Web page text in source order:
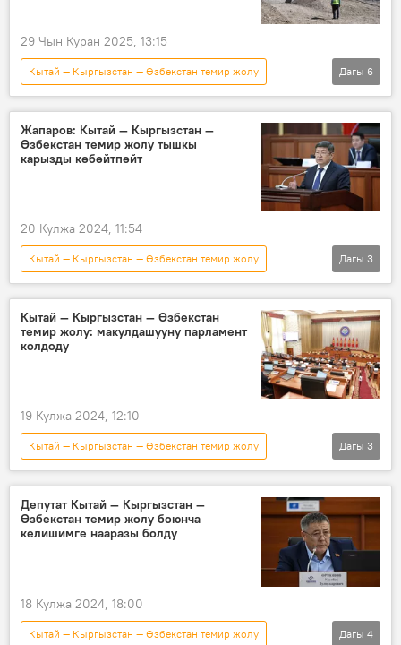
29 Чын Куран 2025, 13:15
Кытай — Кыргызстан — Өзбекстан темир жолу
Кыргызстан
Жалал-Абад
тоннель
көпүрө
инвестициялар
Сүрөт
Дагы 6
Жапаров: Кытай — Кыргызстан —
Өзбекстан темир жолу тышкы
карызды көбөйтпөйт
20 Кулжа 2024, 11:54
Кытай — Кыргызстан — Өзбекстан темир жолу
Кыргызстан
Акылбек Жапаров
Жогорку Кеңеш
Дагы 3
Кытай — Кыргызстан — Өзбекстан
темир жолу: макулдашууну парламент
колдоду
19 Кулжа 2024, 12:10
Кытай — Кыргызстан — Өзбекстан темир жолу
макулдашуу
Жогорку Кеңеш
Кыргызстан
Дагы 3
Депутат Кытай — Кыргызстан —
Өзбекстан темир жолу боюнча
келишимге нааразы болду
18 Кулжа 2024, 18:00
Кытай — Кыргызстан — Өзбекстан темир жолу
Дагы 4